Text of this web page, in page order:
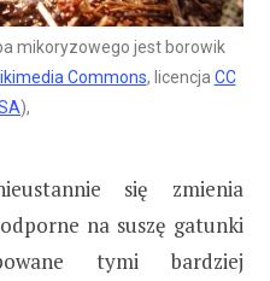
mikoryzowego jest borowik
Commons, licencja CC
),
się zmienia
na suszę gatunki
tymi bardziej